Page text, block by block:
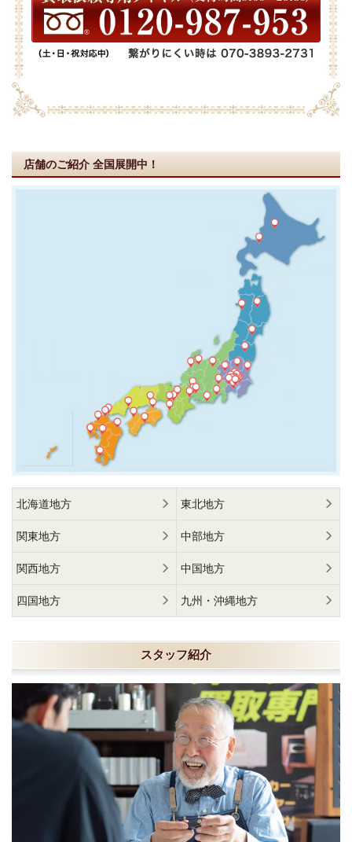
店舗のご紹介 全国展開中！
北海道地方 東北地方
関東地方 中部地方
関西地方 中国地方
四国地方 九州・沖縄地方
スタッフ紹介